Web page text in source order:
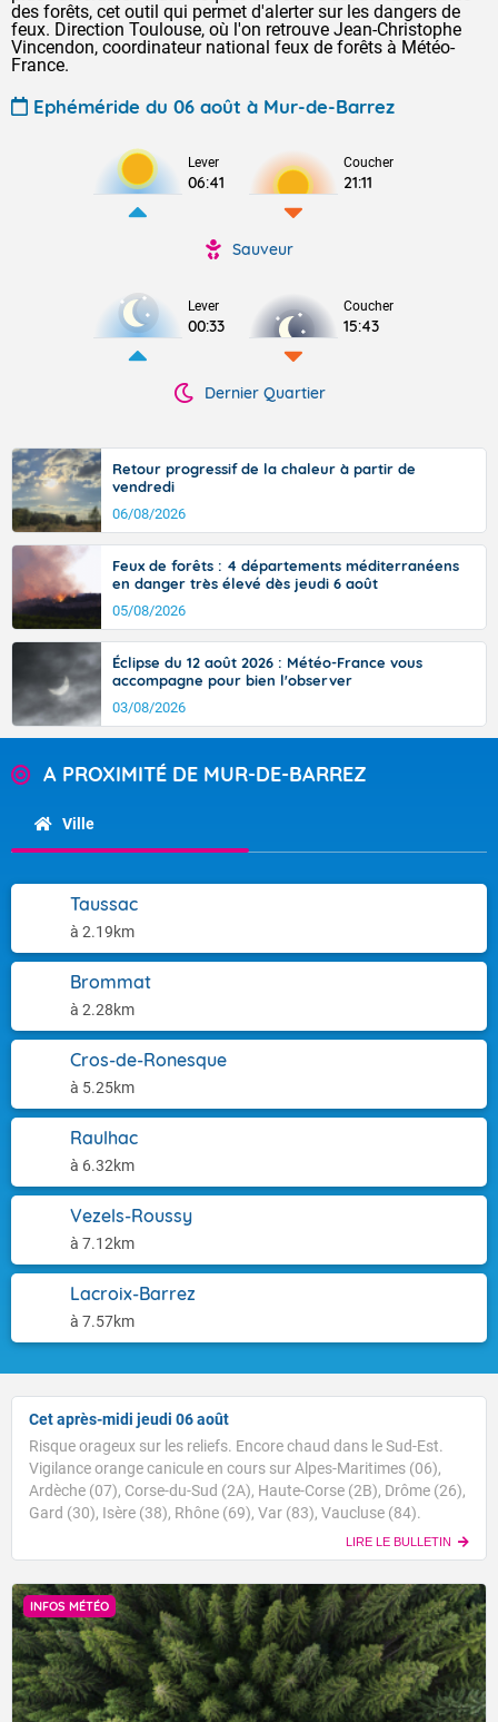
des forêts, cet outil qui permet d'alerter sur les dangers de
feux. Direction Toulouse, où l'on retrouve Jean-Christophe
Vincendon, coordinateur national feux de forêts à Météo-
France.
Ephéméride du 06 août à Mur-de-Barrez
Lever
06:41
Coucher
21:11
Sauveur
Lever
00:33
Coucher
15:43
Dernier Quartier
Retour progressif de la chaleur à partir de
vendredi
06/08/2026
Feux de forêts : 4 départements méditerranéens
en danger très élevé dès jeudi 6 août
05/08/2026
Éclipse du 12 août 2026 : Météo-France vous
accompagne pour bien l'observer
03/08/2026
A PROXIMITÉ DE MUR-DE-BARREZ
Ville
Taussac
à 2.19km
Brommat
à 2.28km
Cros-de-Ronesque
à 5.25km
Raulhac
à 6.32km
Vezels-Roussy
à 7.12km
Lacroix-Barrez
à 7.57km
Cet après-midi jeudi 06 août
Risque orageux sur les reliefs. Encore chaud dans le Sud-Est.
Vigilance orange canicule en cours sur Alpes-Maritimes (06),
Ardèche (07), Corse-du-Sud (2A), Haute-Corse (2B), Drôme (26),
Gard (30), Isère (38), Rhône (69), Var (83), Vaucluse (84).
LIRE LE BULLETIN
INFOS MÉTÉO